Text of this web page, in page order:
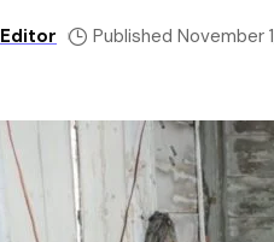
Editor Published November